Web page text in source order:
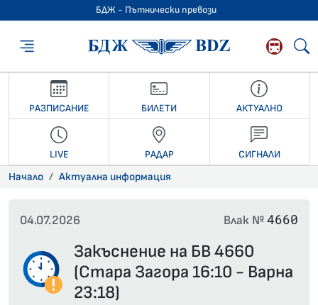
БДЖ - Пътнически превози
БДЖ -
РАЗПИСАНИЕ БИЛЕТИ АКТУАЛНО
LIVE РАДАР СИГНАЛИ
Начало Актуална информация
04.07.2026 Влак №4660
Закъснение на БВ 4660
(Стара Загора 16:10 - Варна
23:18)